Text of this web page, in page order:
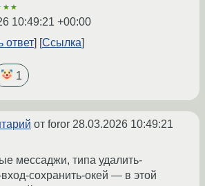
10:49:21 +00:00
ответ
Ссылка
1
от foror 28.03.2026 10:49:21
мессаджи, типа удалить-
вход-сохранить-окей — в этой